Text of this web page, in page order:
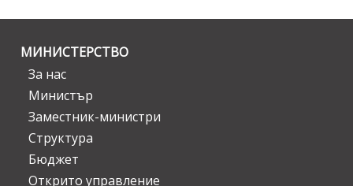
МИНИСТЕРСТВО
За нас
Министър
Заместник-министри
Структура
Бюджет
Открито управление